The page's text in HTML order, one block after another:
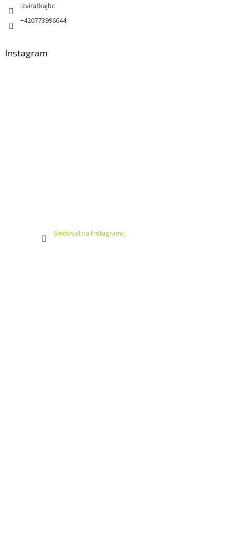
izviratkajbc
+420773996644
Instagram
Sledovat na Instagramu